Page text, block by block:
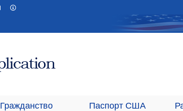
Гражданство Паспорт США